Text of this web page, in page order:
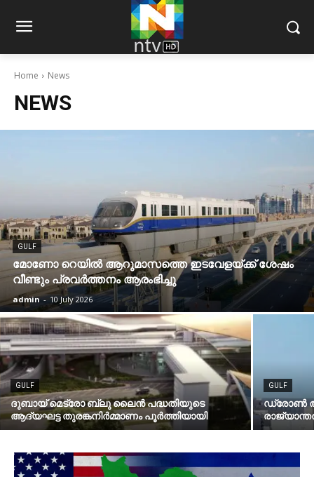
Home News
NEWS
GULF
മോണോ റെയില്‍ ആറുമാസത്തെ ഇടവേളയ്ക്ക് ശേഷം
വീണ്ടും പ്രവര്‍ത്തനം ആരംഭിച്ചു
admin - 10 July 2026
GULF
ദുബായ് മെട്രോ ബ്ലു ലൈന്‍ പദ്ധതിയുടെ
ആദ്യഘട്ട തുരങ്കനിര്‍മ്മാണം പൂര്‍ത്തിയായി
GULF
ഡ്രോണ്‍